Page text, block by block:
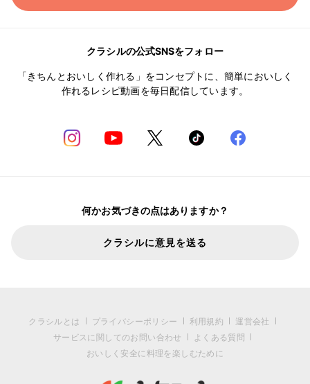
クラシルの公式SNSをフォロー
「きちんとおいしく作れる」をコンセプトに、簡単においしく
作れるレシピ動画を毎日配信しています。
何かお気づきの点はありますか？
クラシルに意見を送る
クラシルとは プライバシーポリシー 利用規約
運営会社
サービスに関してのお問い合わせ
よくある質問
おいしく安全に料理を楽しむために